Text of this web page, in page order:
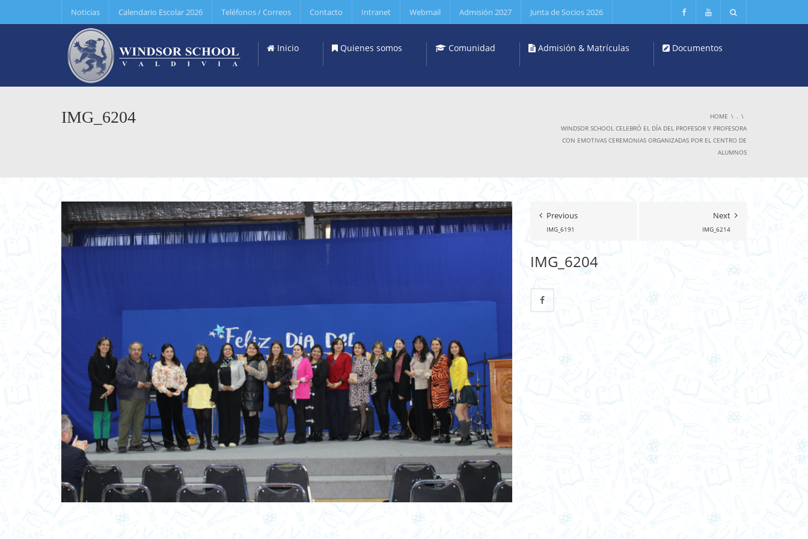
Noticias Calendario Escolar 2026 Teléfonos / Correos Contacto Intranet Webmail Admisión 2027 Junta de Socios 2026
Inicio Quienes somos Comunidad Admisión & Matrículas Documentos
IMG_6204 HOME
.
WINDSOR SCHOOL CELEBRÓ EL DÍA DEL PROFESOR Y PROFESORA
CON EMOTIVAS CEREMONIAS ORGANIZADAS POR EL CENTRO DE
ALUMNOS
Previous
IMG_6191
Next
IMG_6214
IMG_6204